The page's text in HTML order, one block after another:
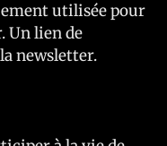
utilisée pour
Un lien de
newsletter.